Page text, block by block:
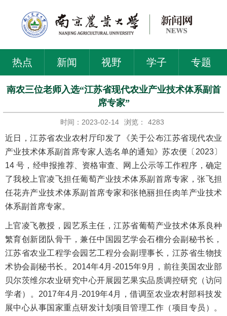
热点 新闻 视野 学子 专题
南农三位老师入选“江苏省现代农业产业技术体系副首
席专家”
时间：2023-02-14 浏览： 4283
近日，江苏省农业农村厅印发了《关于公布江苏省现代农业
产业技术体系副首席专家人选名单的通知》苏农便〔2023〕
14 号，经申报推荐、资格审查、网上公示等工作程序，确定
了我校上官凌飞担任葡萄产业技术体系副首席专家，张飞担
任花卉产业技术体系副首席专家和张艳丽担任肉羊产业技术
体系副首席专家。
上官凌飞教授，园艺系主任，江苏省葡萄产业技术体系良种
繁育创新团队骨干，兼任中国园艺学会石榴分会副秘书长，
江苏省农业工程学会园艺工程分会副理事长，江苏省生物技
术协会副秘书长。2014年4月-2015年9月，前往美国农业部
贝尔茨维尔农业研究中心开展园艺果实品质调控研究（访问
学者）。2017年4月-2019年4月，借调至农业农村部科技发
展中心从事国家重点研发计划项目管理工作（项目专员）。